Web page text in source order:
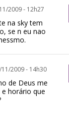
2009 - 12h27
na sky tem
se n eu nao
2009 - 14h30
de Deus me
horário que